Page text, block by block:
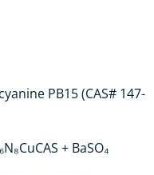
PB15 (CAS# 147-
+ BaSO₄